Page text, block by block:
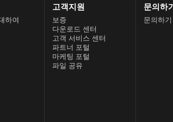
하여
고객지원
보증
다운로드 센터
고객 서비스 센터
파트너 포털
마케팅 포털
파일 공유
문의하
문의하기